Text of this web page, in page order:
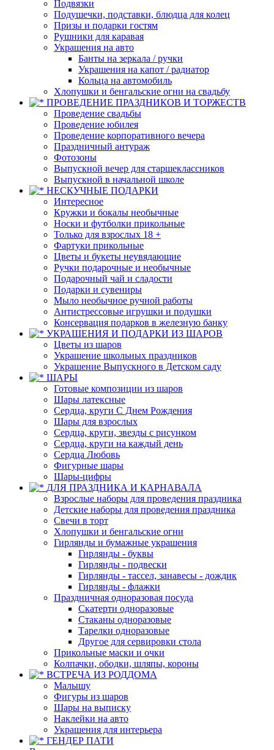
Подвязки
Подушечки, подставки, блюдца для колец
Призы и подарки гостям
Рушники для каравая
Украшения на авто
Банты на зеркала / ручки
Украшения на капот / радиатор
Кольца на автомобиль
Хлопушки и бенгальские огни на свадьбу
ПРОВЕДЕНИЕ ПРАЗДНИКОВ И ТОРЖЕСТВ
Проведение свадьбы
Проведение юбилея
Проведение корпоративного вечера
Праздничный антураж
Фотозоны
Выпускной вечер для старшеклассников
Выпускной в начальной школе
НЕСКУЧНЫЕ ПОДАРКИ
Интересное
Кружки и бокалы необычные
Носки и футболки прикольные
Только для взрослых 18 +
Фартуки прикольные
Цветы и букеты неувядающие
Ручки подарочные и необычные
Подарочный чай и сладости
Подарки и сувениры
Мыло необычное ручной работы
Антистрессовые игрушки и подушки
Консервация подарков в железную банку
УКРАШЕНИЯ И ПОДАРКИ ИЗ ШАРОВ
Цветы из шаров
Украшение школьных праздников
Украшение Выпускного в Детском саду
ШАРЫ
Готовые композиции из шаров
Шары латексные
Сердца, круги С Днем Рождения
Шары для взрослых
Сердца, круги, звезды с рисунком
Сердца, круги на каждый день
Сердца Любовь
Фигурные шары
Шары-цифры
ДЛЯ ПРАЗДНИКА И КАРНАВАЛА
Взрослые наборы для проведения праздника
Детские наборы для проведения праздника
Свечи в торт
Хлопушки и бенгальские огни
Гирлянды и бумажные украшения
Гирлянды - буквы
Гирлянды - подвески
Гирлянды - тассел, занавесы - дождик
Гирлянды - флажки
Праздничная одноразовая посуда
Скатерти одноразовые
Стаканы одноразовые
Тарелки одноразовые
Другое для сервировки стола
Прикольные маски и очки
Колпачки, ободки, шляпы, короны
ВСТРЕЧА ИЗ РОДДОМА
Малышу
Фигуры из шаров
Шары на выписку
Наклейки на авто
Украшения для интерьера
ГЕНДЕР ПАТИ